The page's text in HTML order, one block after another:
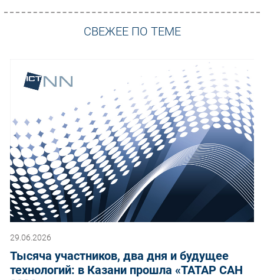
СВЕЖЕЕ ПО ТЕМЕ
29.06.2026
Тысяча участников, два дня и будущее
технологий: в Казани прошла «ТАТАР САН